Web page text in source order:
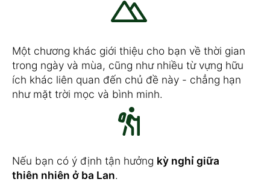
Một chương khác giới thiệu cho bạn về thời gian
trong ngày và mùa, cũng như nhiều từ vựng hữu
ích khác liên quan đến chủ đề này - chẳng hạn
như mặt trời mọc và bình minh.
Nếu bạn có ý định tận hưởng kỳ nghỉ giữa
thiên nhiên ở ba Lan.